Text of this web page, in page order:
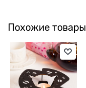
Похожие товары